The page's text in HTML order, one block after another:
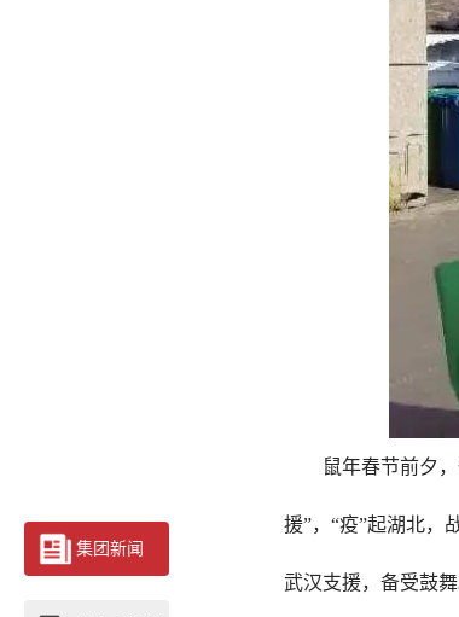
集团新闻
鼠年春节前夕
援”，“疫”起湖北，
武汉支援，备受鼓